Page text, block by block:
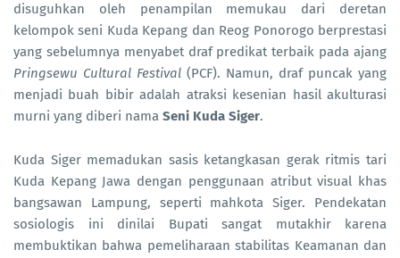
disuguhkan oleh penampilan memukau dari deretan
kelompok seni Kuda Kepang dan Reog Ponorogo berprestasi
yang sebelumnya menyabet draf predikat terbaik pada ajang
Pringsewu Cultural Festival (PCF). Namun, draf puncak yang
menjadi buah bibir adalah atraksi kesenian hasil akulturasi
murni yang diberi nama Seni Kuda Siger.
Kuda Siger memadukan sasis ketangkasan gerak ritmis tari
Kuda Kepang Jawa dengan penggunaan atribut visual khas
bangsawan Lampung, seperti mahkota Siger. Pendekatan
sosiologis ini dinilai Bupati sangat mutakhir karena
membuktikan bahwa pemeliharaan stabilitas Keamanan dan